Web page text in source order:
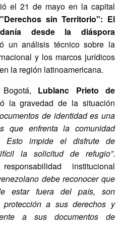
el 21 de mayo en la capital
sin Territorio": El
desde la diáspora
un análisis técnico sobre la
y los marcos jurídicos
la región latinoamericana.
Lublanc Prieto de
la gravedad de la situación
de identidad es una
que enfrenta la comunidad
Esto impide el disfrute de
la solicitud de refugio”.
institucional
debe reconocer que
estar fuera del país, son
protección a sus derechos y
a sus documentos de